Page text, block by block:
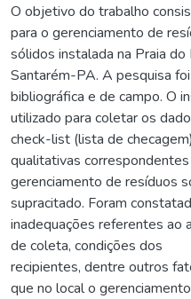
O objetivo do trabalho
para o gerenciamento de
sólidos instalada na Praia do
Santarém-PA. A pesquisa
bibliográfica e de campo. O
utilizado para coletar os
check-list (lista de
qualitativas
gerenciamento de resíduos
supracitado. Foram
inadequações referentes ao
de coleta, condições dos
recipientes, dentre outros
que no local o